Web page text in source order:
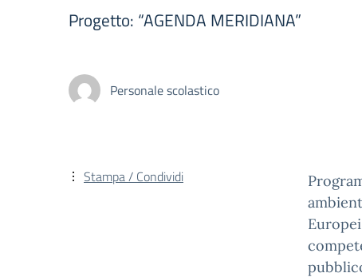
Progetto: “AGENDA MERIDIANA”
Personale scolastico
Stampa / Condividi